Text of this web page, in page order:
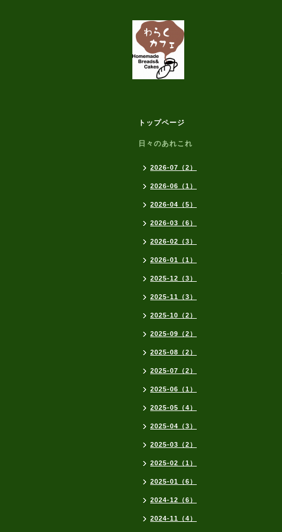
トップページ
日々のあれこれ
2026-07（2）
2026-06（1）
2026-04（5）
2026-03（6）
2026-02（3）
2026-01（1）
2025-12（3）
2025-11（3）
2025-10（2）
2025-09（2）
2025-08（2）
2025-07（2）
2025-06（1）
2025-05（4）
2025-04（3）
2025-03（2）
2025-02（1）
2025-01（6）
2024-12（6）
2024-11（4）